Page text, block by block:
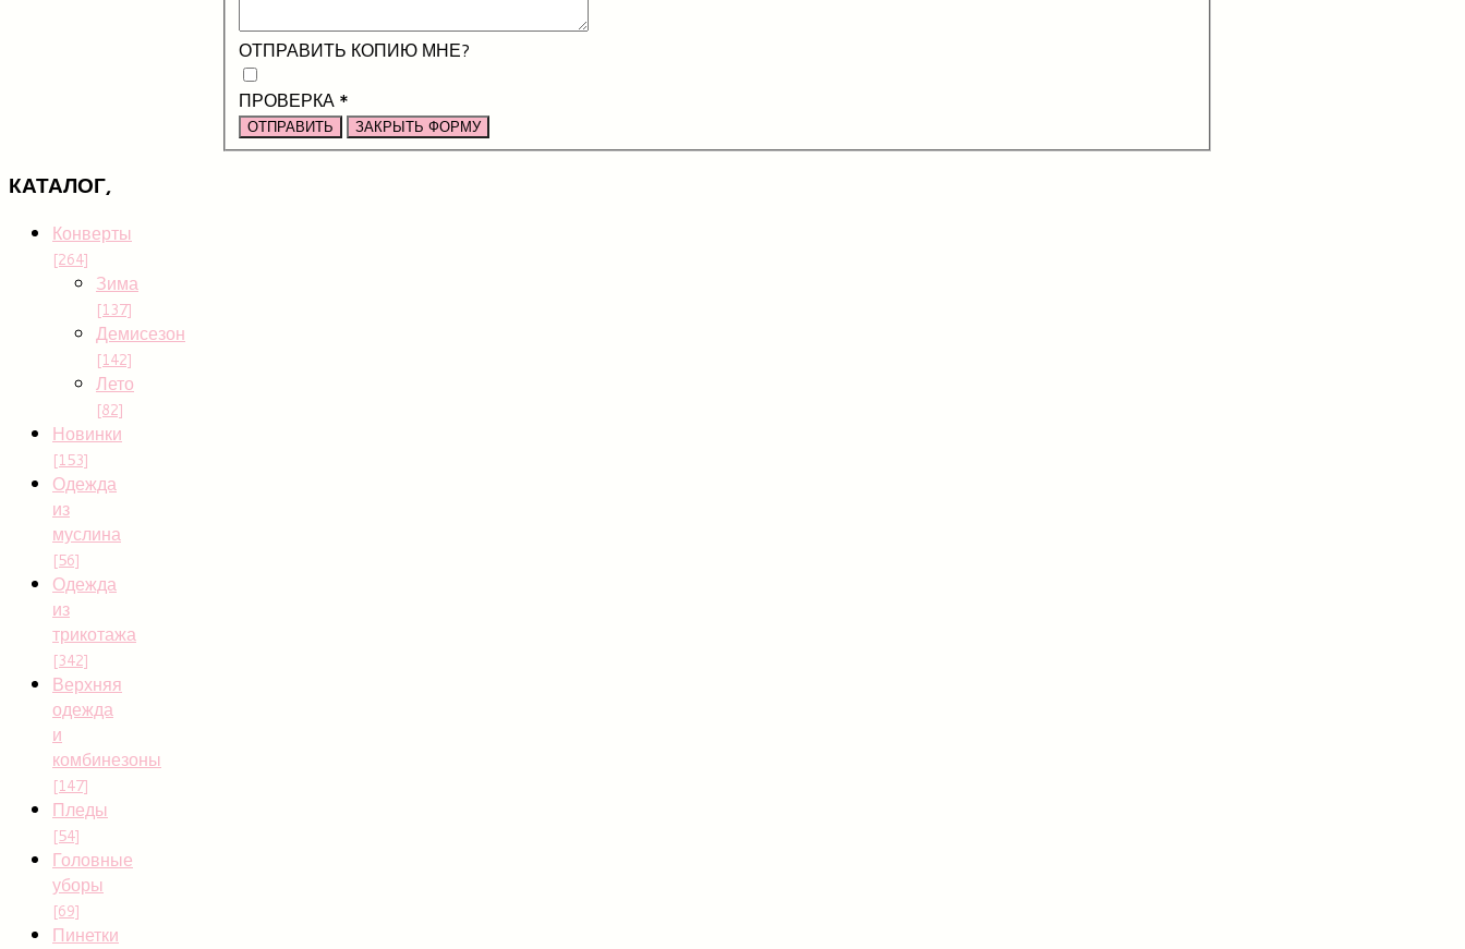
ОТПРАВИТЬ КОПИЮ МНЕ?
ПРОВЕРКА *
ОТПРАВИТЬ ЗАКРЫТЬ ФОРМУ
КАТАЛОГ,
Конверты
[264]
Зима
[137]
Демисезон
[142]
Лето
[82]
Новинки
[153]
Одежда
из
муслина
[56]
Одежда
из
трикотажа
[342]
Верхняя
одежда
и
комбинезоны
[147]
Пледы
[54]
Головные
уборы
[69]
Пинетки